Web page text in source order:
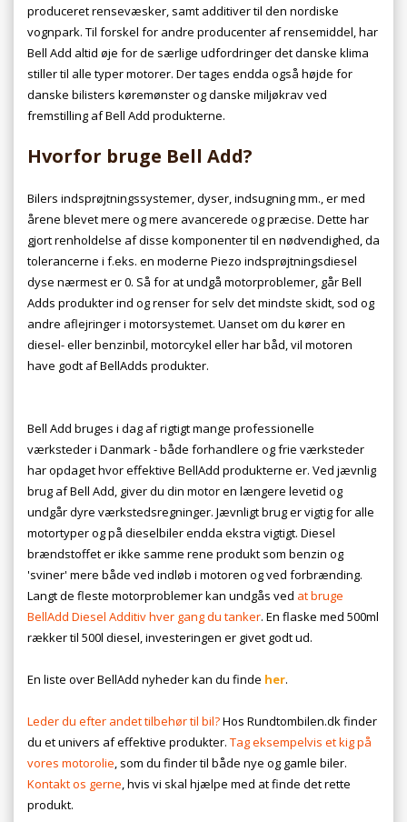
produceret rensevæsker, samt additiver til den nordiske
vognpark. Til forskel for andre producenter af rensemiddel, har
Bell Add altid øje for de særlige udfordringer det danske klima
stiller til alle typer motorer. Der tages endda også højde for
danske bilisters køremønster og danske miljøkrav ved
fremstilling af Bell Add produkterne.
Hvorfor bruge Bell Add?
Bilers indsprøjtningssystemer, dyser, indsugning mm., er med
årene blevet mere og mere avancerede og præcise. Dette har
gjort renholdelse af disse komponenter til en nødvendighed, da
tolerancerne i f.eks. en moderne Piezo indsprøjtningsdiesel
dyse nærmest er 0. Så for at undgå motorproblemer, går Bell
Adds produkter ind og renser for selv det mindste skidt, sod og
andre aflejringer i motorsystemet. Uanset om du kører en
diesel- eller benzinbil, motorcykel eller har båd, vil motoren
have godt af BellAdds produkter.
Bell Add bruges i dag af rigtigt mange professionelle
værksteder i Danmark - både forhandlere og frie værksteder
har opdaget hvor effektive BellAdd produkterne er. Ved jævnlig
brug af Bell Add, giver du din motor en længere levetid og
undgår dyre værkstedsregninger. Jævnligt brug er vigtig for alle
motortyper og på dieselbiler endda ekstra vigtigt. Diesel
brændstoffet er ikke samme rene produkt som benzin og
'sviner' mere både ved indløb i motoren og ved forbrænding.
Langt de fleste motorproblemer kan undgås ved at bruge
BellAdd Diesel Additiv hver gang du tanker. En flaske med 500ml
rækker til 500l diesel, investeringen er givet godt ud.
En liste over BellAdd nyheder kan du finde her.
Leder du efter andet tilbehør til bil?Hos Rundtombilen.dk finder
du et univers af effektive produkter. Tag eksempelvis et kig på
vores motorolie, som du finder til både nye og gamle biler.
Kontakt os gerne, hvis vi skal hjælpe med at finde det rette
produkt.